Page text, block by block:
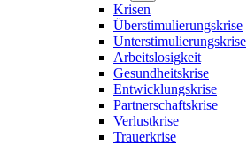
Krisen
Überstimulierungskrise
Unterstimulierungskrise
Arbeitslosigkeit
Gesundheitskrise
Entwicklungskrise
Partnerschaftskrise
Verlustkrise
Trauerkrise